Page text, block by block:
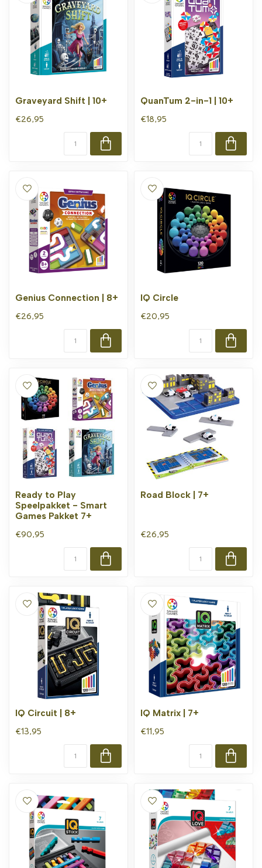
Graveyard Shift | 10+
€26,95
QuanTum 2-in-1 | 10+
€18,95
Genius Connection | 8+
€26,95
IQ Circle
€20,95
Ready to Play
Speelpakket - Smart
Games Pakket 7+
€90,95
Road Block | 7+
€26,95
IQ Circuit | 8+
€13,95
IQ Matrix | 7+
€11,95